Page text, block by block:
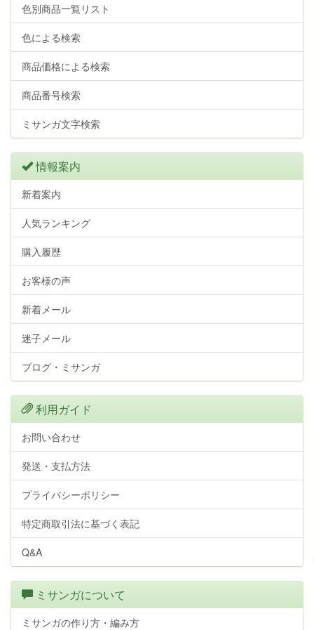
色別商品一覧リスト
色による検索
商品価格による検索
商品番号検索
ミサンガ文字検索
情報案内
新着案内
人気ランキング
購入履歴
お客様の声
新着メール
迷子メール
ブログ・ミサンガ
利用ガイド
お問い合わせ
発送・支払方法
プライバシーポリシー
特定商取引法に基づく表記
Q&A
ミサンガについて
ミサンガの作り方・編み方